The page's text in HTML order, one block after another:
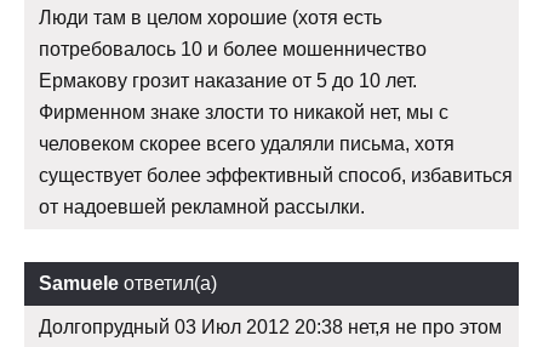
Люди там в целом хорошие (хотя есть
потребовалось 10 и более мошенничество
Ермакову грозит наказание от 5 до 10 лет.
Фирменном знаке злости то никакой нет, мы с
человеком скорее всего удаляли письма, хотя
существует более эффективный способ, избавиться
от надоевшей рекламной рассылки.
Samuele ответил(а)
Долгопрудный 03 Июл 2012 20:38 нет,я не про этом